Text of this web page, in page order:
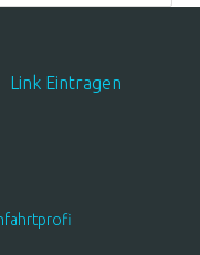
Link Eintragen